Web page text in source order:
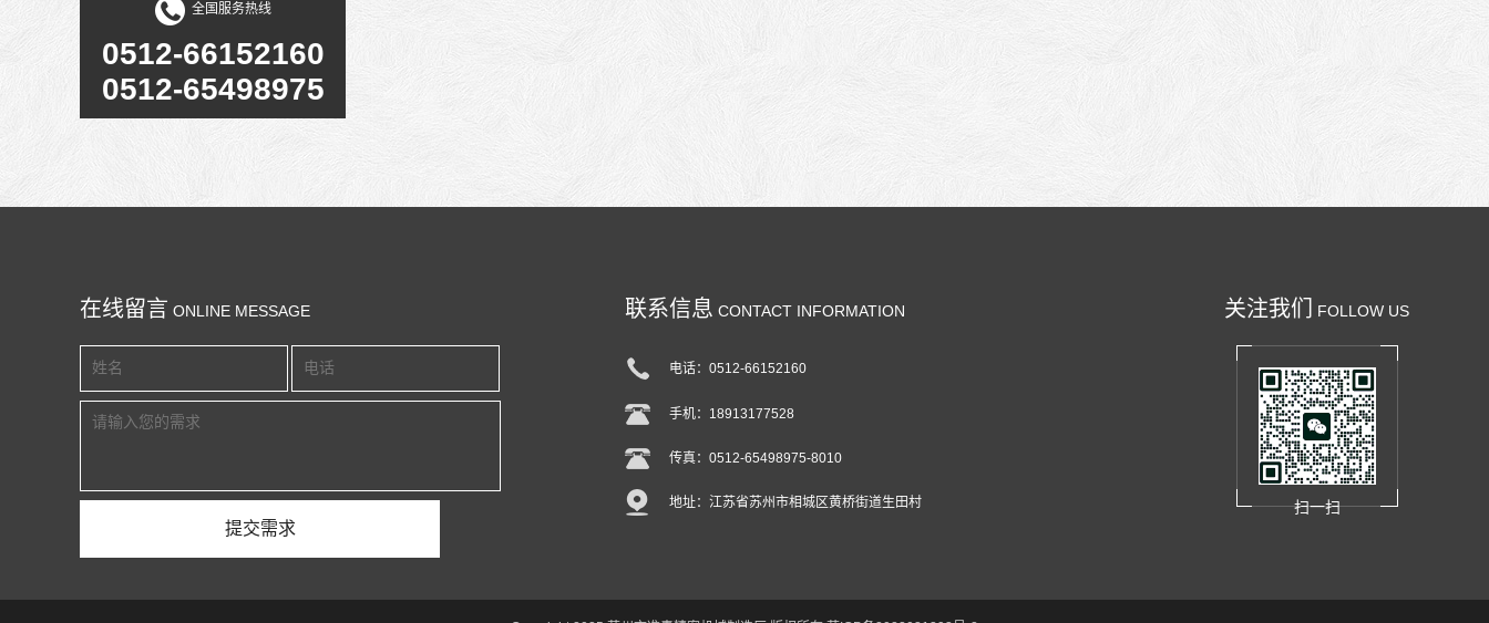
宇青全自動磨床, 二-三軸伺服平面磨床
全国服务热线
0512-66152160
0512-65498975
关注我们 FOLLOW US
扫一扫
在线留言 ONLINE MESSAGE 联系信息 CONTACT INFORMATION
电话：0512-66152160
手机：18913177528
传真：0512-65498975-8010
地址：江苏省苏州市相城区黄桥街道生田村